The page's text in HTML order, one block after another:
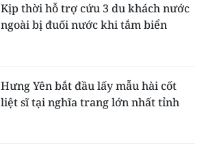
Kịp thời hỗ trợ cứu 3 du khách nước
ngoài bị đuối nước khi tắm biển
Hưng Yên bắt đầu lấy mẫu hài cốt
liệt sĩ tại nghĩa trang lớn nhất tỉnh